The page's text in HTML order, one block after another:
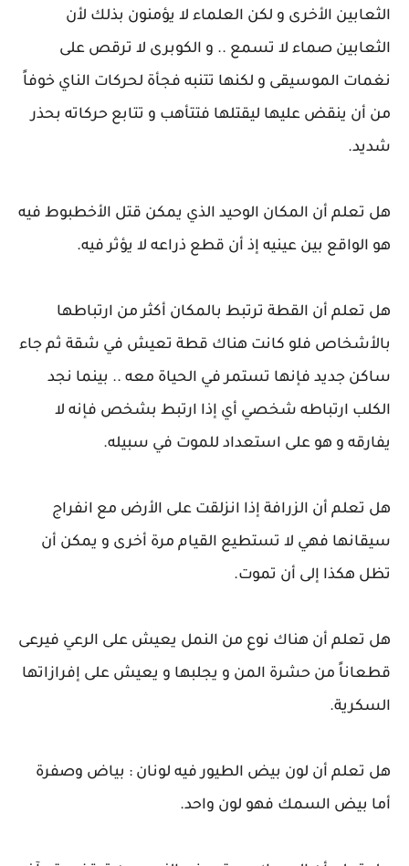
الثعابين الأخرى و لكن العلماء لا يؤمنون بذلك لأن
الثعابين صماء لا تسمع .. و الكوبرى لا ترقص على
نغمات الموسيقى و لكنها تتنبه فجأة لحركات الناي خوفاً
من أن ينقض عليها ليقتلها فتتأهب و تتابع حركاته بحذر
شديد.
هل تعلم أن المكان الوحيد الذي يمكن قتل الأخطبوط فيه
هو الواقع بين عينيه إذ أن قطع ذراعه لا يؤثر فيه.
هل تعلم أن القطة ترتبط بالمكان أكثر من ارتباطها
بالأشخاص فلو كانت هناك قطة تعيش في شقة ثم جاء
ساكن جديد فإنها تستمر في الحياة معه .. بينما نجد
الكلب ارتباطه شخصي أي إذا ارتبط بشخص فإنه لا
يفارقه و هو على استعداد للموت في سبيله.
هل تعلم أن الزرافة إذا انزلقت على الأرض مع انفراج
سيقانها فهي لا تستطيع القيام مرة أخرى و يمكن أن
تظل هكذا إلى أن تموت.
هل تعلم أن هناك نوع من النمل يعيش على الرعي فيرعى
قطعاناً من حشرة المن و يجلبها و يعيش على إفرازاتها
السكرية.
هل تعلم أن لون بيض الطيور فيه لونان : بياض وصفرة
أما بيض السمك فهو لون واحد.